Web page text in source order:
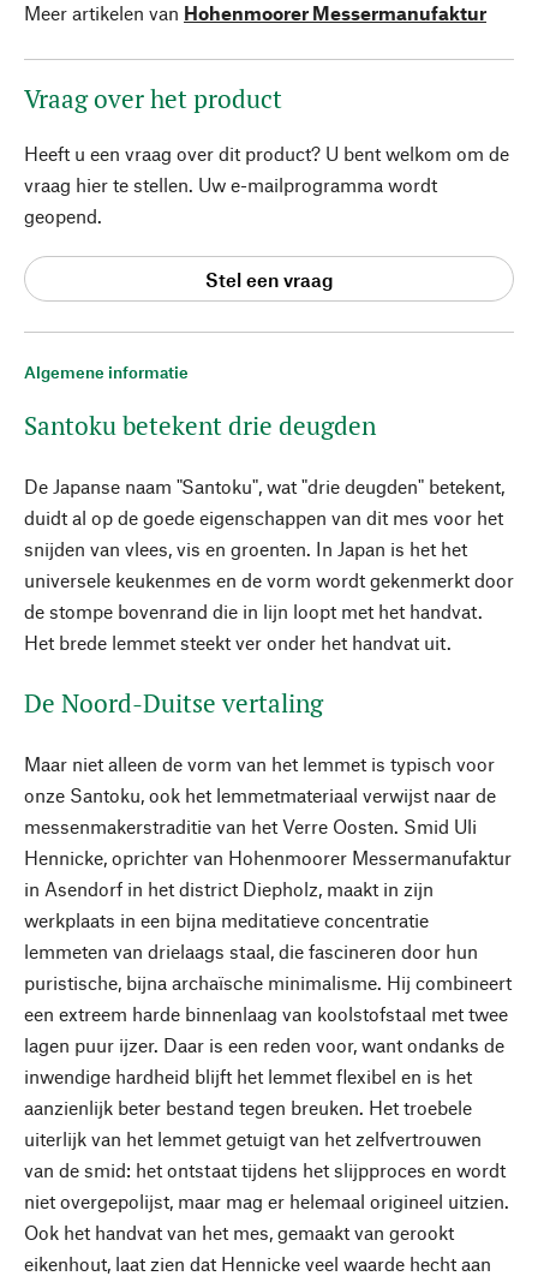
Algemene informatie
Santoku betekent drie deugden
De Japanse naam "Santoku", wat "drie deugden" betekent,
duidt al op de goede eigenschappen van dit mes voor het
snijden van vlees, vis en groenten. In Japan is het het
universele keukenmes en de vorm wordt gekenmerkt door
de stompe bovenrand die in lijn loopt met het handvat.
Het brede lemmet steekt ver onder het handvat uit.
De Noord-Duitse vertaling
Maar niet alleen de vorm van het lemmet is typisch voor
onze Santoku, ook het lemmetmateriaal verwijst naar de
messenmakerstraditie van het Verre Oosten. Smid Uli
Hennicke, oprichter van Hohenmoorer Messermanufaktur
in Asendorf in het district Diepholz, maakt in zijn
werkplaats in een bijna meditatieve concentratie
lemmeten van drielaags staal, die fascineren door hun
puristische, bijna archaïsche minimalisme. Hij combineert
een extreem harde binnenlaag van koolstofstaal met twee
lagen puur ijzer. Daar is een reden voor, want ondanks de
inwendige hardheid blijft het lemmet flexibel en is het
aanzienlijk beter bestand tegen breuken. Het troebele
uiterlijk van het lemmet getuigt van het zelfvertrouwen
van de smid: het ontstaat tijdens het slijpproces en wordt
niet overgepolijst, maar mag er helemaal origineel uitzien.
Ook het handvat van het mes, gemaakt van gerookt
eikenhout, laat zien dat Hennicke veel waarde hecht aan
Meer artikelen van Hohenmoorer Messermanufaktur
Vraag over het product
Heeft u een vraag over dit product? U bent welkom om de
vraag hier te stellen. Uw e-mailprogramma wordt
geopend.
Stel een vraag